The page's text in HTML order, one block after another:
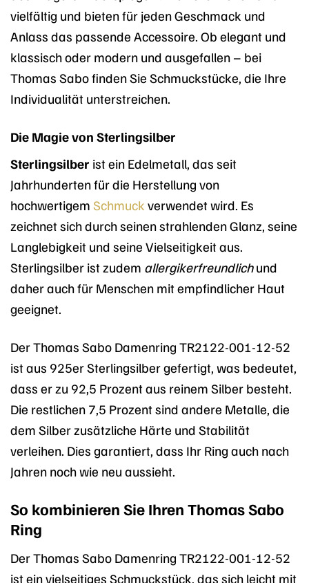
vielfältig und bieten für jeden Geschmack und
Anlass das passende Accessoire. Ob elegant und
klassisch oder modern und ausgefallen – bei
Thomas Sabo finden Sie Schmuckstücke, die Ihre
Individualität unterstreichen.
Die Magie von Sterlingsilber
Sterlingsilber ist ein Edelmetall, das seit
Jahrhunderten für die Herstellung von
hochwertigem Schmuck verwendet wird. Es
zeichnet sich durch seinen strahlenden Glanz, seine
Langlebigkeit und seine Vielseitigkeit aus.
Sterlingsilber ist zudem allergikerfreundlichund
daher auch für Menschen mit empfindlicher Haut
geeignet.
Der Thomas Sabo Damenring TR2122-001-12-52
ist aus 925er Sterlingsilber gefertigt, was bedeutet,
dass er zu 92,5 Prozent aus reinem Silber besteht.
Die restlichen 7,5 Prozent sind andere Metalle, die
dem Silber zusätzliche Härte und Stabilität
verleihen. Dies garantiert, dass Ihr Ring auch nach
Jahren noch wie neu aussieht.
So kombinieren Sie Ihren Thomas Sabo
Ring
Der Thomas Sabo Damenring TR2122-001-12-52
ist ein vielseitiges Schmuckstück, das sich leicht mit